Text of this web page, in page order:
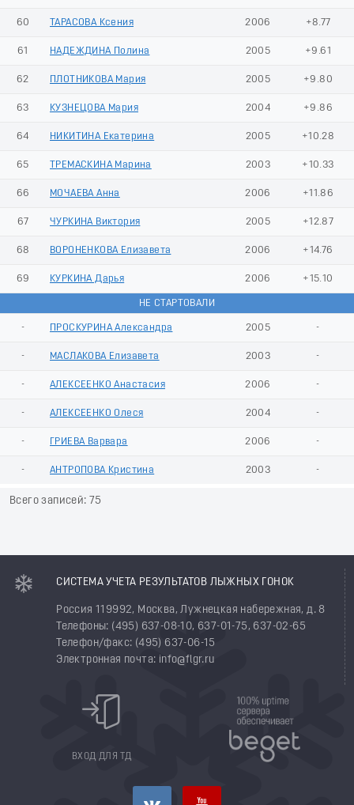
60 ТАРАСОВА Ксения 2006 +8.77
61 НАДЕЖДИНА Полина 2005 +9.61
62 ПЛОТНИКОВА Мария 2005 +9.80
63 КУЗНЕЦОВА Мария 2004 +9.86
64 НИКИТИНА Екатерина 2005 +10.28
65 ТРЕМАСКИНА Марина 2003 +10.33
66 МОЧАЕВА Анна 2006 +11.86
67 ЧУРКИНА Виктория 2005 +12.87
68 ВОРОНЕНКОВА Елизавета 2006 +14.76
69 КУРКИНА Дарья 2006 +15.10
НЕ СТАРТОВАЛИ
- ПРОСКУРИНА Александра 2005 -
- МАСЛАКОВА Елизавета 2003 -
- АЛЕКСЕЕНКО Анастасия 2006 -
- АЛЕКСЕЕНКО Олеся 2004 -
- ГРИЕВА Варвара 2006 -
- АНТРОПОВА Кристина 2003 -
Всего записей: 75
СИСТЕМА УЧЕТА РЕЗУЛЬТАТОВ ЛЫЖНЫХ ГОНОК
Россия 119992, Москва, Лужнецкая набережная, д. 8
Телефоны: (495) 637-08-10, 637-01-75, 637-02-65
Телефон/факс: (495) 637-06-15
Электронная почта: info@flgr.ru
ВХОД ДЛЯ ТД